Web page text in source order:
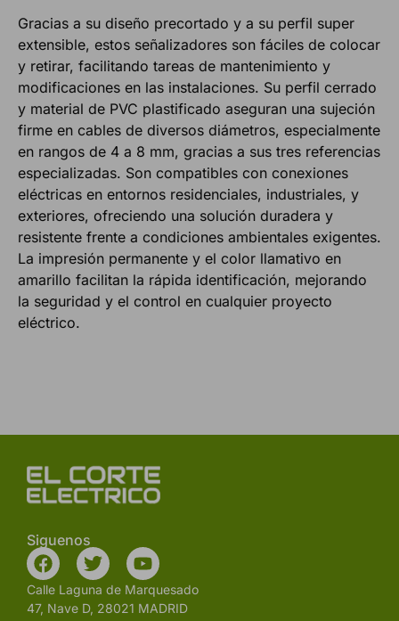
Gracias a su diseño precortado y a su perfil super
extensible, estos señalizadores son fáciles de colocar
y retirar, facilitando tareas de mantenimiento y
modificaciones en las instalaciones. Su perfil cerrado
y material de PVC plastificado aseguran una sujeción
firme en cables de diversos diámetros, especialmente
en rangos de 4 a 8 mm, gracias a sus tres referencias
especializadas. Son compatibles con conexiones
eléctricas en entornos residenciales, industriales, y
exteriores, ofreciendo una solución duradera y
resistente frente a condiciones ambientales exigentes.
La impresión permanente y el color llamativo en
amarillo facilitan la rápida identificación, mejorando
la seguridad y el control en cualquier proyecto
eléctrico.
Siguenos
Calle Laguna de Marquesado
47, Nave D, 28021 MADRID